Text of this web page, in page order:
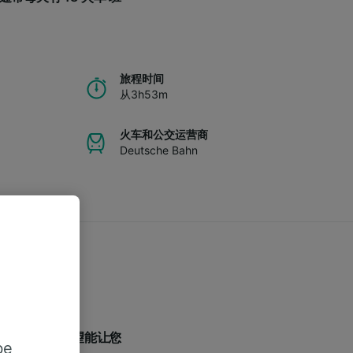
旅程时间
从3h53m
火车和公交运营商
Deutsche Bahn
见问题，希望能让您